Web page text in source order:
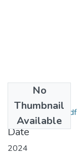
No
Thumbnail
Available
السند البيداغوجي.pdf
Date
2024